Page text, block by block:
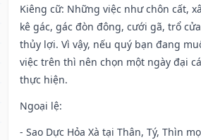
Kiêng cữ: Những việc như chôn cất,
kê gác, gác đòn đông, cưới gã, trổ
thủy lợi. Vì vậy, nếu quý bạn đang
việc trên thì nên chọn một ngày đại
thực hiện.
Ngoại lệ:
- Sao Dực Hỏa Xà tại Thân, Tý, Thìn